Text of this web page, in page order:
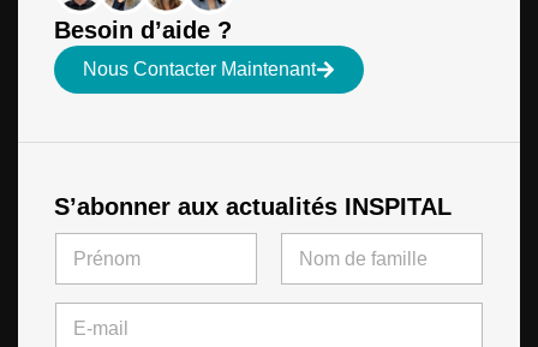
Besoin d’aide ?
Nous Contacter Maintenant
S’abonner aux actualités INSPITAL
m